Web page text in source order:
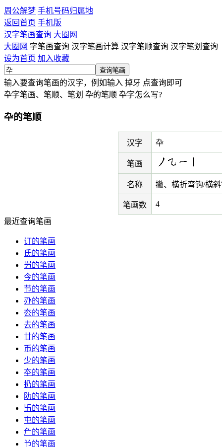
周公解梦 手机号码归属地
返回首页 手机版
汉字笔画查询 大圈网
大圈网 字笔画查询 汉字笔画计算 汉字笔顺查询 汉字笔划查询
设为首页 加入收藏
输入要查询笔画的汉字，例如输入 掉牙 点查询即可
卆字笔画、笔顺、笔划 卆的笔顺 卆字怎么写?
卆的笔顺
汉字 卆
笔画
名称 撇、横折弯钩/横
笔画数 4
最近查询笔画
订的笔画
氏的笔画
屶的笔画
今的笔画
节的笔画
刅的笔画
厺的笔画
去的笔画
廿的笔画
币的笔画
少的笔画
夲的笔画
扔的笔画
阞的笔画
卐的笔画
屯的笔画
厃的笔画
兯的笔画